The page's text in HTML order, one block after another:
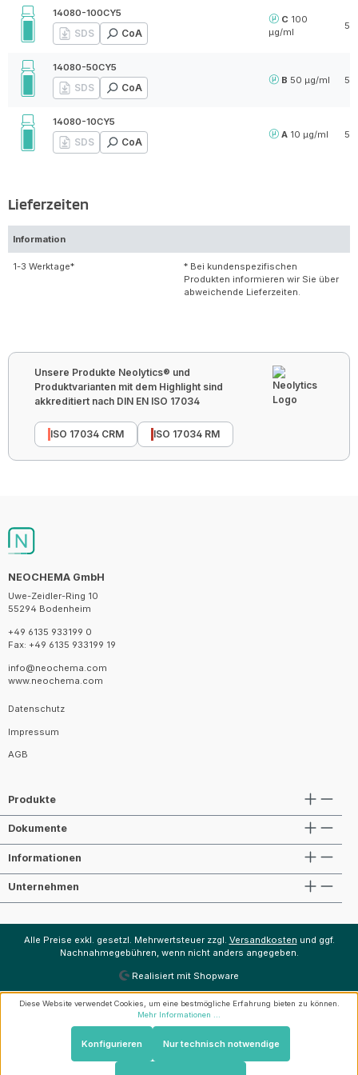
14080-100CY5
SDS CoA
C 100
µg/ml
5
14080-50CY5
SDS CoA
B 50 µg/ml 5
14080-10CY5
SDS CoA
A 10 µg/ml 5
Lieferzeiten
Information
1-3 Werktage*
* Bei kundenspezifischen
Produkten informieren wir Sie über
abweichende Lieferzeiten.
Unsere Produkte Neolytics® und
Produktvarianten mit dem Highlight sind
akkreditiert nach DIN EN ISO 17034
ISO 17034 CRM ISO 17034 RM
NEOCHEMA GmbH
Uwe-Zeidler-Ring 10
55294 Bodenheim
+49 6135 933199 0
Fax: +49 6135 933199 19
info@neochema.com
www.neochema.com
Datenschutz
Impressum
AGB
Produkte
Dokumente
Informationen
Unternehmen
Alle Preise exkl. gesetzl. Mehrwertsteuer zzgl. Versandkosten und ggf.
Nachnahmegebühren, wenn nicht anders angegeben.
Realisiert mit Shopware
Diese Website verwendet Cookies, um eine bestmögliche Erfahrung bieten zu können.
Mehr Informationen ...
Nur technisch notwendige
Konfigurieren